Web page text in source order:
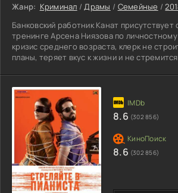
Жанр: Криминал /Драмы / Семейные /
Банковский работник Канат присутствует
тренинге Арсена Ниязова по
кризис среднего возраста, клерк не
планы, теряет вкус к жизни и не
с матерью – пенсионеркой и
вызывают в его душе потерю
двигаться дальше. Испытывая
эмоциональную нагрузку и окончательно
8.6 (302 856)
8.6 (302 856)